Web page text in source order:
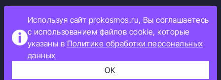
Политика обработки персональных данных
Как мы используем cookie
Информация об ограничениях
Используя сайт prokosmos.ru, Вы соглашаетесь
с использованием файлов cookie, которые
указаны в Политике обработки персональных
данных
ОК